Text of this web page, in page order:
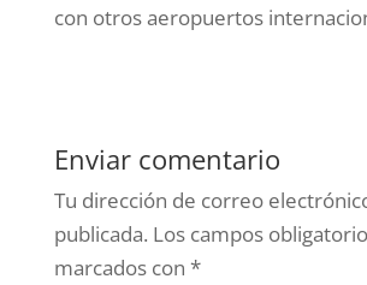
con otros aeropuertos
Enviar comentario
Tu dirección de correo
publicada. Los campos
marcados con *